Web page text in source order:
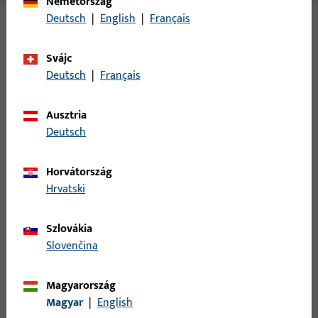
Változatok
Ehhez a termékhez az alábbi változatok érhetők el:
LAPPENSCHLIESSBLECH, DIN LS, AUS NICHTROST.STAHL,ECKIG,
B 9000 0196 | L-SCHLIESSBLECH-R-
28/43x200x1,5-EKG
LAPPENSCHLIESSBLECHE DIN RS AUS NICHTROST.STAHL,ECKIG,
Deutsch | English | Français
Svájc
Deutsch | Français
Ausztria
Deutsch
Horvátország
Hrvatski
Szlovákia
Slovenčina
Magyarország
Magyar | English